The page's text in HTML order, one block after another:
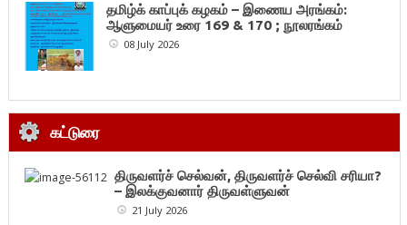
தமிழ்க் காப்புக் கழகம் – இணைய அரங்கம்:
ஆளுமையர் உரை 169 & 170 ; நூலரங்கம்
08 July 2026
கட்டுரை
திருவளர்ச் செல்வன், திருவளர்ச் செல்வி சரியா?
– இலக்குவனார் திருவள்ளுவன்
21 July 2026